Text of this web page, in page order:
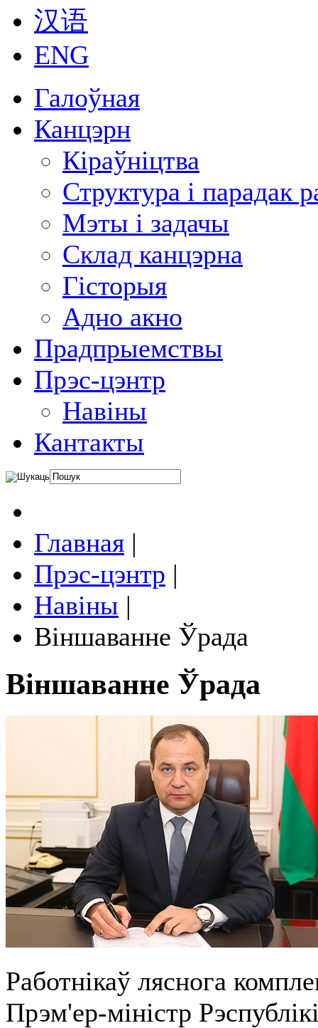
汉语
ENG
Галоўная
Канцэрн
Кіраўніцтва
Структура і парадак
Мэты і задачы
Склад канцэрна
Гісторыя
Адно акно
Прадпрыемствы
Прэс-цэнтр
Навіны
Кантакты
Главная |
Прэс-цэнтр |
Навіны |
Віншаванне Ўрада
Віншаванне Ўрада
Работнікаў ляснога
Прэм'ер-міністр